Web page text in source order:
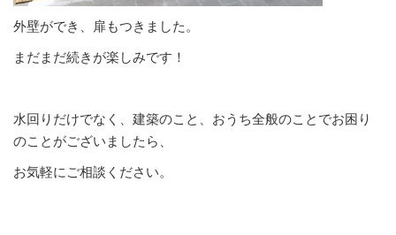
外壁ができ、扉もつきました。
まだまだ続きが楽しみです！
水回りだけでなく、建築のこと、おうち全般のことでお困り
のことがございましたら、
お気軽にご相談ください。